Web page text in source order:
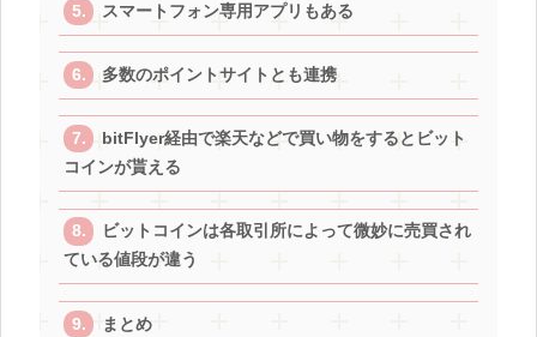
スマートフォン専用アプリもある
多数のポイントサイトとも連携
bitFlyer経由で楽天などで買い物をするとビット
コインが貰える
ビットコインは各取引所によって微妙に売買され
ている値段が違う
まとめ